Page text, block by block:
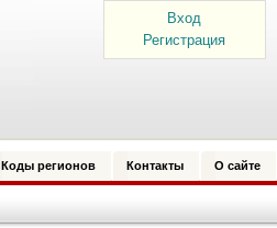
Вход
Регистрация
Коды регионов Контакты О сайте